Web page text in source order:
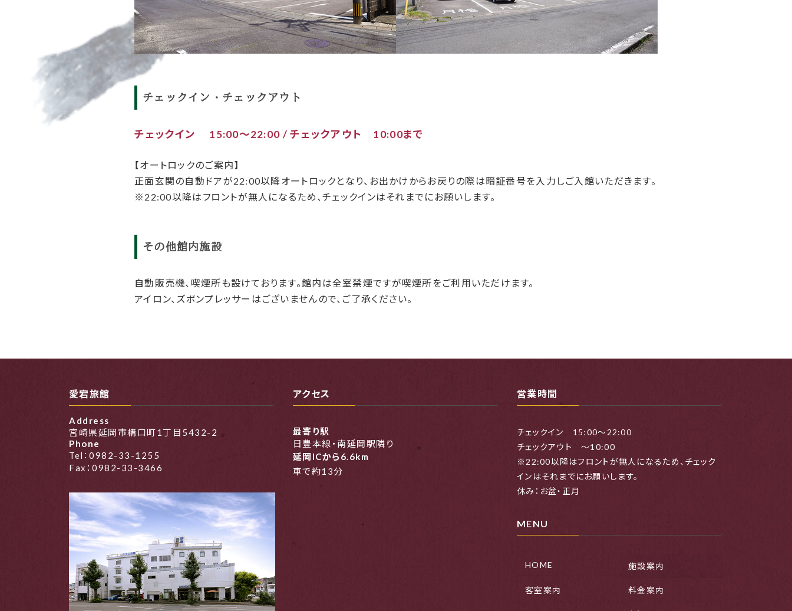
チェックイン・チェックアウト
チェックイン 15:00〜22:00 /チェックアウト 10:00まで
【オートロックのご案内】
正面玄関の自動ドアが22:00以降オートロックとなり、お出かけからお戻りの際は暗証番号を入力しご入館いただきます。
※22:00以降はフロントが無人になるため、チェックインはそれまでにお願いします。
その他館内施設
自動販売機、喫煙所も設けております。館内は全室禁煙ですが喫煙所をご利用いただけます。
アイロン、ズボンプレッサーはございませんので、ご了承ください。
愛宕旅館
Address
宮崎県延岡市構口町1丁目5432-2
Phone
Tel：0982-33-1255
Fax：0982-33-3466
アクセス
最寄り駅
日豊本線・南延岡駅隣り
延岡ICから6.6km
車で約13分
営業時間
チェックイン 15:00～22:00
チェックアウト ～10:00
※22:00以降はフロントが無人になるため、チェック
インはそれまでにお願いします。
休み：お盆・正月
MENU
HOME 施設案内
客室案内 料金案内